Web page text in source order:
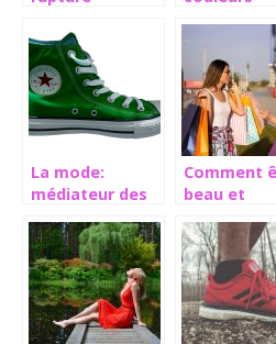
entre tradition
et modernisme
La mode:
médiateur des
Comment
beau et
dans ses
pour l’été ?